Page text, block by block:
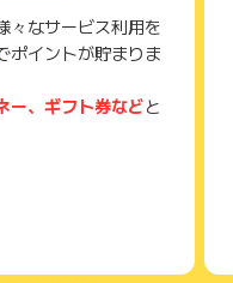
に関するお問い合わせを
します。
くまで予定となってお
なっておりポイントが獲
々なサービス利用を
ポイントが貯まりま
ー、ギフト券などと